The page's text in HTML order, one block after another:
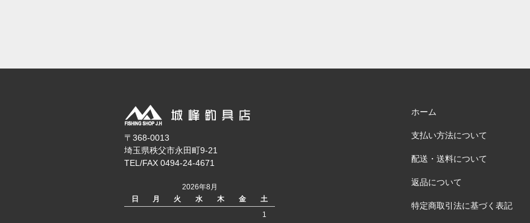
〒368-0013
埼玉県秩父市永田町9-21
TEL/FAX 0494-24-4671
2026年8月
日
月 火 水 木 金
土
1
ホーム
支払い方法について
配送・送料について
返品について
特定商取引法に基づく表記